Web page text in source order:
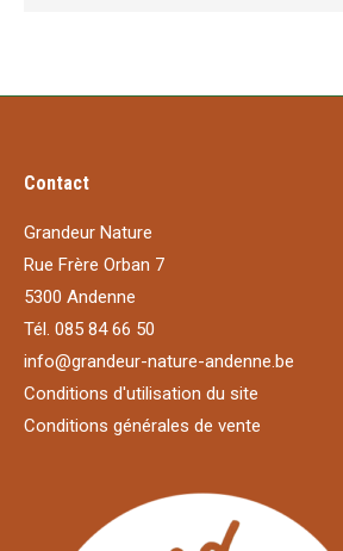
Contact
Grandeur Nature
Rue Frère Orban 7
5300 Andenne
Tél. 085 84 66 50
info@grandeur-nature-andenne.be
Conditions d'utilisation du site
Conditions générales de vente